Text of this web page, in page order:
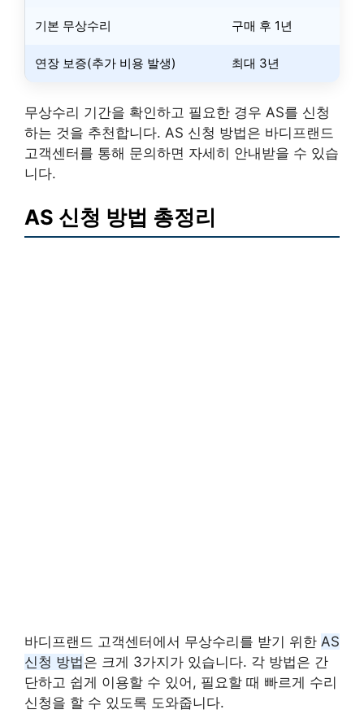
기본 무상수리 구매 후 1년
연장 보증(추가 비용 발생) 최대 3년
무상수리 기간을 확인하고 필요한 경우 AS를 신청
하는 것을 추천합니다. AS 신청 방법은 바디프랜드
고객센터를 통해 문의하면 자세히 안내받을 수 있습
니다.
AS 신청 방법 총정리
바디프랜드 고객센터에서 무상수리를 받기 위한 AS
신청 방법은 크게 3가지가 있습니다. 각 방법은 간
단하고 쉽게 이용할 수 있어, 필요할 때 빠르게 수리
신청을 할 수 있도록 도와줍니다.